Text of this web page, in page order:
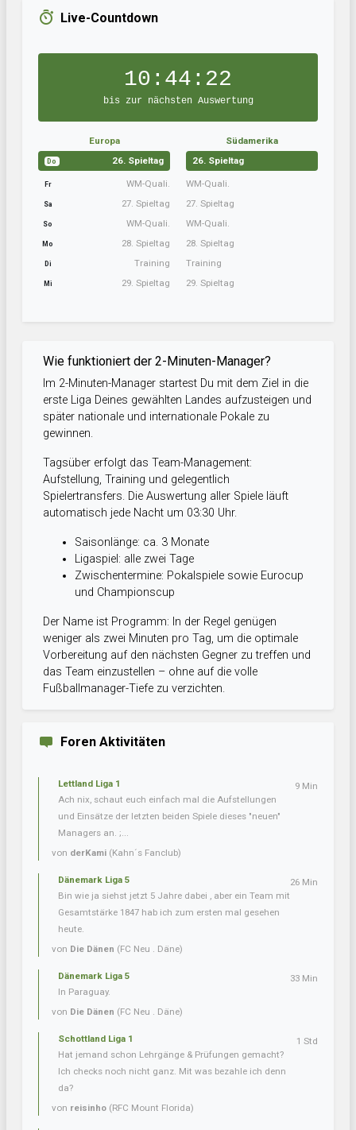
Live-Countdown
10:44:22
bis zur nächsten Auswertung
Europa
Do 26. Spieltag
Fr WM-Quali.
Sa 27. Spieltag
So WM-Quali.
Mo 28. Spieltag
Di Training
Mi 29. Spieltag
Südamerika
26. Spieltag
WM-Quali.
27. Spieltag
WM-Quali.
28. Spieltag
Training
29. Spieltag
Wie funktioniert der 2-Minuten-Manager?
Im 2-Minuten-Manager startest Du mit dem Ziel in die
erste Liga Deines gewählten Landes aufzusteigen und
später nationale und internationale Pokale zu
gewinnen.
Tagsüber erfolgt das Team-Management:
Aufstellung, Training und gelegentlich
Spielertransfers. Die Auswertung aller Spiele läuft
automatisch jede Nacht um 03:30 Uhr.
Saisonlänge: ca. 3 Monate
Ligaspiel: alle zwei Tage
Zwischentermine: Pokalspiele sowie Eurocup
und Championscup
Der Name ist Programm: In der Regel genügen
weniger als zwei Minuten pro Tag, um die optimale
Vorbereitung auf den nächsten Gegner zu treffen und
das Team einzustellen – ohne auf die volle
Fußballmanager-Tiefe zu verzichten.
Foren Aktivitäten
Lettland Liga 1
Ach nix, schaut euch einfach mal die Aufstellungen
und Einsätze der letzten beiden Spiele dieses "neuen"
Managers an. ;...
von derKami (Kahn´s Fanclub)
9 Min
Dänemark Liga 5
Bin wie ja siehst jetzt 5 Jahre dabei , aber ein Team mit
Gesamtstärke 1847 hab ich zum ersten mal gesehen
heute.
von Die Dänen (FC Neu . Däne)
26 Min
Dänemark Liga 5
In Paraguay.
von Die Dänen (FC Neu . Däne)
33 Min
Schottland Liga 1
Hat jemand schon Lehrgänge & Prüfungen gemacht?
Ich checks noch nicht ganz. Mit was bezahle ich denn
da?
von reisinho (RFC Mount Florida)
1 Std